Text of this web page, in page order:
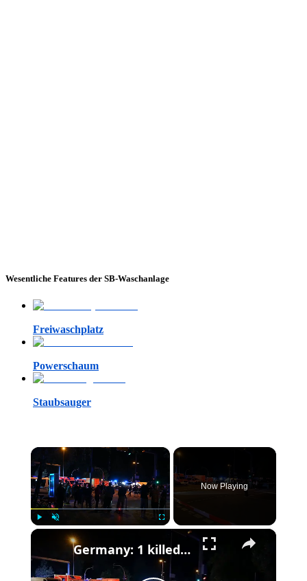
Wesentliche Features der SB-Waschanlage
Freiwaschplatz
Powerschaum
Staubsauger
×
Fullscreen
Now Playing
Germany: 1 killed, more than 10 injured as vehicle ploughs into crowd at parade in Berlin.